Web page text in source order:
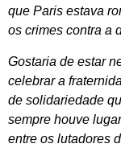
que Paris estava
os crimes contra a
Gostaria de estar
celebrar a
de solidariedade
sempre houve
entre os lutadores